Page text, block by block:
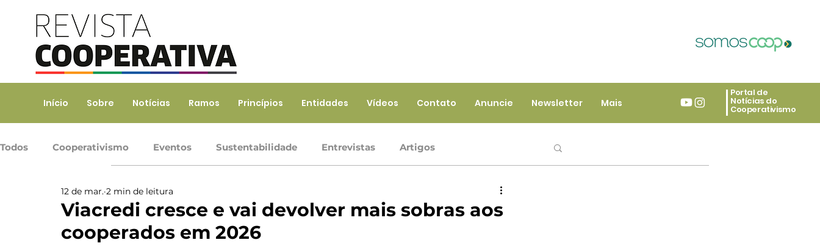
Início Sobre Notícias Ramos Princípios Entidades Vídeos Contato Anuncie Newsletter Mais
Portal de
Notícias do
Cooperativismo
Todos Cooperativismo Eventos Sustentabilidade Entrevistas Artigos
Ramo Agropecuário Ramo Consumo Ramo Saúde
Ramo Transporte
Viacredi cresce e vai devolver mais sobras aos
cooperados em 2026
12 de mar. 2 min de leitura